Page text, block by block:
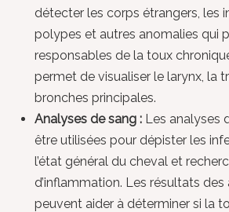
détecter les corps étrangers, les
polypes et autres anomalies qui
responsables de la toux
permet de visualiser le larynx, la
bronches principales.
Analyses de sang : Les analyses
être utilisées pour dépister les
l’état général du cheval et
d’inflammation. Les résultats
peuvent aider à déterminer si la